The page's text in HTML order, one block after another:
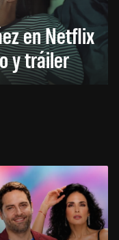
en Netflix
y tráiler